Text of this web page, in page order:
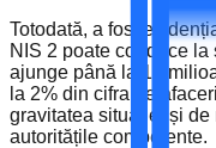
Totodată, a fost
NIS 2 poate conduce
ajunge până la 10
la 2% din cifra de
gravitatea situației și
autoritățile competente.